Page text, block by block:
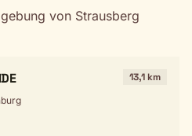
von Strausberg
13,1 km